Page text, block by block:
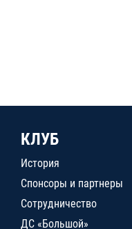
КЛУБ
История
Спонсоры и партнеры
Сотрудничество
ДС «Большой»